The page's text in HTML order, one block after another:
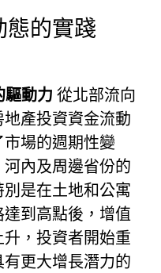
的實踐
驅動力 從北部流向
產投資資金流動
場的週期性變
內及周邊省份的
是在土地和公寓
到高點後，增值
，投資者開始重
更大增長潛力的